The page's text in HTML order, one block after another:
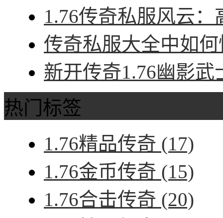
1.76传奇私服风云
传奇私服大全中如
新开传奇1.76幽影
热门标签
1.76精品传奇 (17)
1.76金币传奇 (15)
1.76合击传奇 (20)